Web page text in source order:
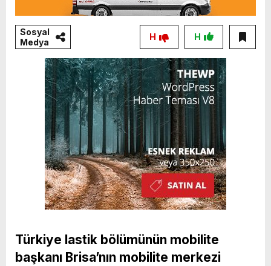
Sosyal
Medya
H
H
Türkiye lastik bölümünün mobilite
başkanı Brisa’nın mobilite merkezi